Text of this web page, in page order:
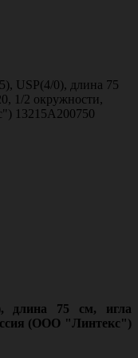
USP(4/0), длина 75
1/2 окружности,
13215A200750
длина 75 см, игла
(ООО "Линтекс")